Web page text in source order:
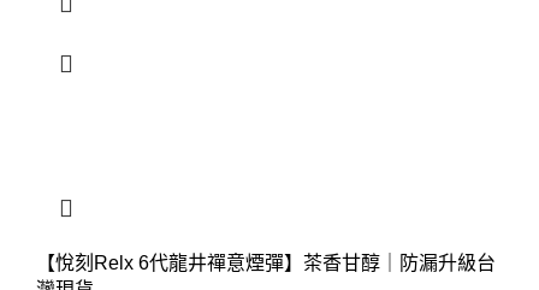
【悅刻Relx 6代龍井禪意煙彈】茶香甘醇｜防漏升級台